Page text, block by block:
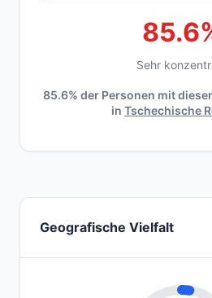
Sehr
85.6% der Personen mit
in Tschechische
Geografische Vielfalt